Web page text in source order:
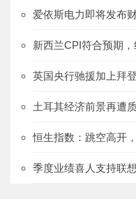
爱依斯电力即将发布
新西兰CPI符合预期
英国央行驰援加上拜
土耳其经济前景再遭
恒生指数：跳空高开
季度业绩喜人支持联